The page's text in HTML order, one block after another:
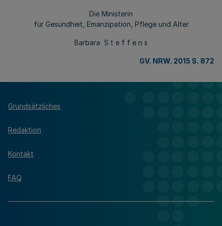
Die Ministerin
für Gesundheit, Emanzipation, Pflege und Alter
Barbara S t e f f e n s
GV. NRW. 2015 S. 872
Grundsätzliches
Redaktion
Kontakt
FAQ